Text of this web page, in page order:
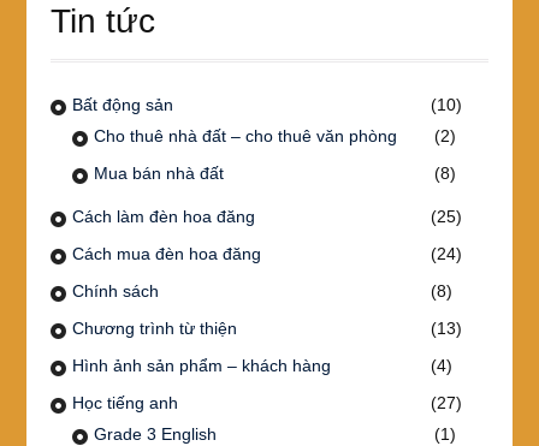
Tin tức
Bất động sản
(10)
Cho thuê nhà đất – cho thuê văn phòng
(2)
Mua bán nhà đất
(8)
Cách làm đèn hoa đăng
(25)
Cách mua đèn hoa đăng
(24)
Chính sách
(8)
Chương trình từ thiện
(13)
Hình ảnh sản phẩm – khách hàng
(4)
Học tiếng anh
(27)
Grade 3 English
(1)